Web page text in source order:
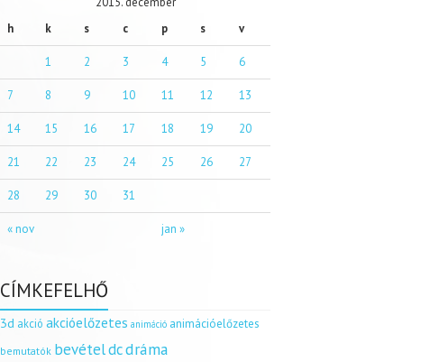
h
k s c p s v
« nov jan »
1 2 3 4 5 6
7 8 9 10 11 12 13
14 15 16 17 18 19 20
21 22 23 24 25 26 27
28 29 30 31
CÍMKEFELHŐ
3d akció akcióelőzetes animáció animációelőzetes
bemutatók bevételdcdráma